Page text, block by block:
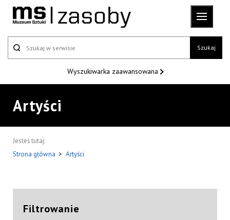
Szukaj
Wyszukiwarka zaawansowana
Artyści
Jesteś tutaj:
Strona główna > Artyści
Filtrowanie